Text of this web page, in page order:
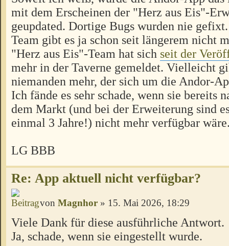
mit dem Erscheinen der "Herz aus Eis"-
geupdated. Dortige Bugs wurden nie
Team gibt es ja schon seit längerem nicht
"Herz aus Eis"-Team hat sich seit der
mehr in der Taverne gemeldet. Vielleicht
niemanden mehr, der sich um die Andor-
Ich fände es sehr schade, wenn sie bereits
dem Markt (und bei der Erweiterung sind
einmal 3 Jahre!) nicht mehr verfügbar
LG BBB
Re: App aktuell nicht verfügbar?
von Magnhor » 15. Mai 2026, 18:29
Viele Dank für diese ausführliche Antwort.
Ja, schade, wenn sie eingestellt wurde.